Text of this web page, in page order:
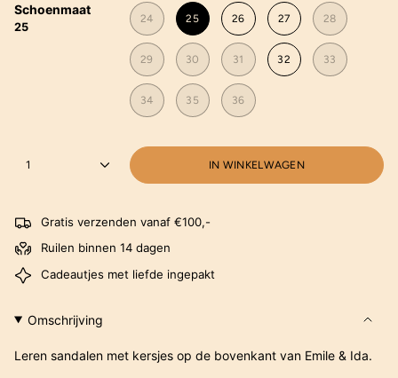
Schoenmaat
25
24 25 26 27 28
29 30 31 32 33
34 35 36
1 IN WINKELWAGEN
Gratis verzenden vanaf €100,-
Ruilen binnen 14 dagen
Cadeautjes met liefde ingepakt
Omschrijving
Leren sandalen met kersjes op de bovenkant van Emile & Ida.